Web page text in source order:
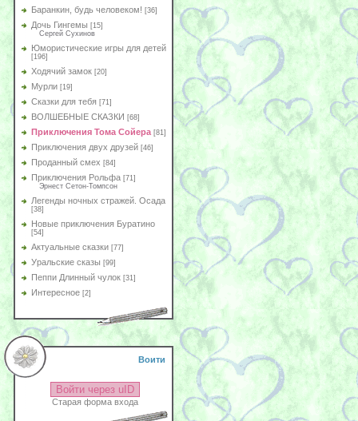
Баранкин, будь человеком! [36]
Дочь Гингемы [15]
Сергей Сухинов
Юмористические игры для детей
[196]
Ходячий замок [20]
Мурли [19]
Сказки для тебя [71]
ВОЛШЕБНЫЕ СКАЗКИ [68]
Приключения Тома Сойера [81]
Приключения двух друзей [46]
Проданный смех [84]
Приключения Рольфа [71]
Эрнест Сетон-Томпсон
Легенды ночных стражей. Осада
[38]
Новые приключения Буратино
[54]
Актуальные сказки [77]
Уральские сказы [99]
Пеппи Длинный чулок [31]
Интересное [2]
Воити
Войти через uID
Старая форма входа